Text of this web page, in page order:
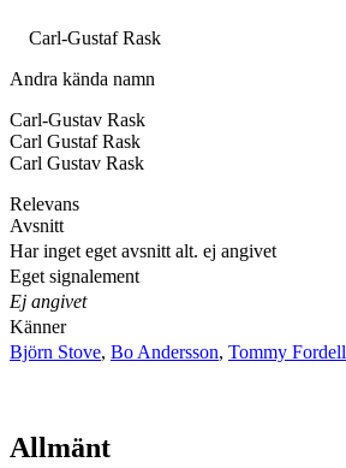
Carl-Gustaf Rask
Andra kända namn
Carl-Gustav Rask
Carl Gustaf Rask
Carl Gustav Rask
Relevans
Avsnitt
Har inget eget avsnitt alt. ej angivet
Eget signalement
Ej angivet
Känner
Björn Stove, Bo Andersson, Tommy Fordell
Allmänt